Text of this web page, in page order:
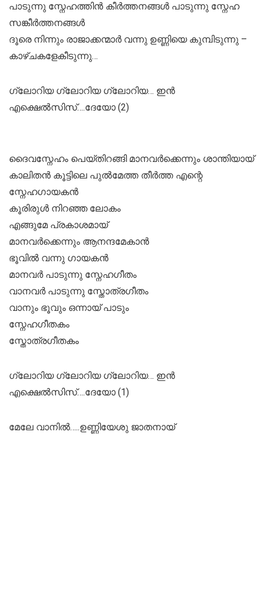
പാടുന്നു സ്നേഹത്തിൻ കീർത്തനങ്ങൾ പാടുന്നു സ്നേഹ
സങ്കീർത്തനങ്ങൾ
ദൂരെ നിന്നും രാജാക്കന്മാർ വന്നു ഉണ്ണിയെ കുമ്പിടുന്നു –
കാഴ്ചകളേകീടുന്നു…
ഗ്ലോറിയ ഗ്ലോറിയ ഗ്ലോറിയ… ഇൻ
എക്ഷെൽസിസ്….ദേയോ (2)
ദൈവസ്നേഹം പെയ്തിറങ്ങി മാനവർക്കെന്നും ശാന്തിയായ്
കാലിതൻ കൂട്ടിലെ പുൽമേത്ത തീർത്ത എന്റെ
സ്നേഹഗായകൻ
കൂരിരുൾ നിറഞ്ഞ ലോകം
എങ്ങുമേ പ്രകാശമായ്
മാനവർക്കെന്നും ആനന്ദമേകാൻ
ഭൂവിൽ വന്നു ഗായകൻ
മാനവർ പാടുന്നു സ്നേഹഗീതം
വാനവർ പാടുന്നു സ്തോത്രഗീതം
വാനും ഭൂവും ഒന്നായ് പാടും
സ്നേഹഗീതകം
സ്തോത്രഗീതകം
ഗ്ലോറിയ ഗ്ലോറിയ ഗ്ലോറിയ… ഇൻ
എക്ഷെൽസിസ്….ദേയോ (1)
മേലേ വാനിൽ…..ഉണ്ണിയേശു ജാതനായ്